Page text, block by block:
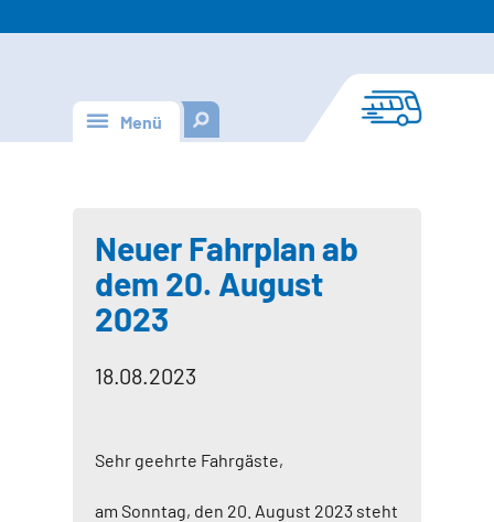
Menü
Neuer Fahrplan ab
dem 20. August
2023
18.08.2023
Sehr geehrte Fahrgäste,
am Sonntag, den 20. August 2023 steht